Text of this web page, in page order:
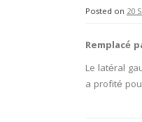
Posted on 20
Remplacé
Le latéral
a profité